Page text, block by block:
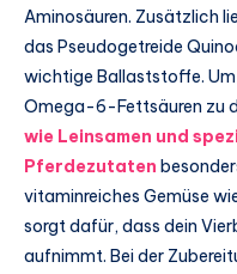
Aminosäuren. Zusätzlich
das Pseudogetreide
wichtige Ballaststoffe.
Omega-6-Fettsäuren zu
wie Leinsamen und
Pferdezutaten
vitaminreiches Gemüse
sorgt dafür, dass dein
aufnimmt. Bei der